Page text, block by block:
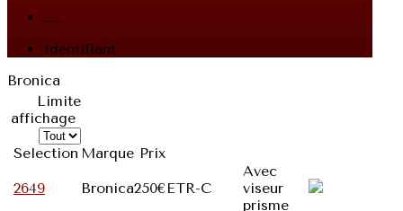
.....
Identifiant
Bronica
Limite
affichage
Selection Marque Prix
2649 Bronica250€ETR-C
Avec
viseur
prisme